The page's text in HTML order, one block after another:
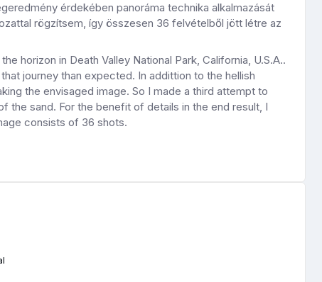
érdekében panoráma technika alkalmazását
rögzítsem, így összesen 36 felvételből jött létre az
horizon in Death Valley National Park, California, U.S.A..
journey than expected. In addittion to the hellish
the envisaged image. So I made a third attempt to
the sand. For the benefit of details in the end result, I
consists of 36 shots.